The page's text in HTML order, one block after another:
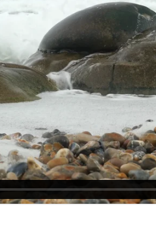
BUSS­MANN LIEST…
LIEST…
LYRIK­ECKE
ABO